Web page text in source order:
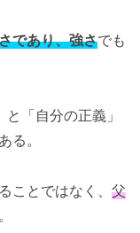
であり、強さでも
「自分の正義」
る。
ことではなく、 父
。